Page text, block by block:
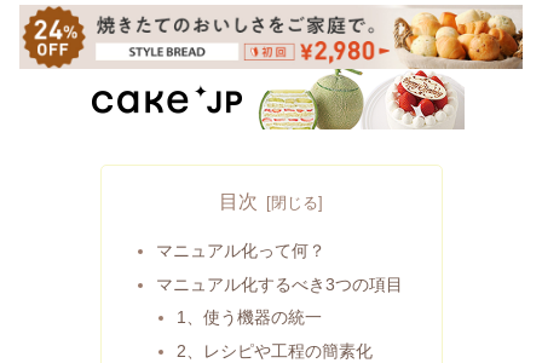
目次
マニュアル化って何？
マニュアル化するべき3つの項目
1、使う機器の統一
2、レシピや工程の簡素化